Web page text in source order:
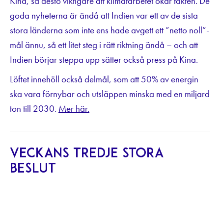
goda nyheterna är ändå att Indien var ett av de sista
stora länderna som inte ens hade avgett ett ”netto noll”-
mål ännu, så ett litet steg i rätt riktning ändå – och att
Indien börjar steppa upp sätter också press på Kina.
Löftet innehöll också delmål, som att 50% av energin
ska vara förnybar och utsläppen minska med en miljard
ton till 2030. Mer här.
Veckans tredje stora
beslut